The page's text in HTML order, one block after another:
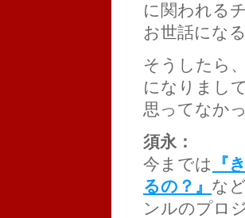
に関われる
お世話にな
そうしたら
になりまし
思ってなか
須永：
今までは
『
るの？』 な
ンルのプロ